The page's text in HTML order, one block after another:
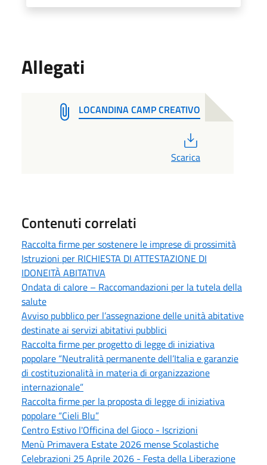
Allegati
LOCANDINA CAMP CREATIVO
Scarica
Contenuti correlati
Raccolta firme per sostenere le imprese di prossimità
Istruzioni per RICHIESTA DI ATTESTAZIONE DI
IDONEITÀ ABITATIVA
Ondata di calore – Raccomandazioni per la tutela della
salute
Avviso pubblico per l’assegnazione delle unità abitative
destinate ai servizi abitativi pubblici
Raccolta firme per progetto di legge di iniziativa
popolare “Neutralità permanente dell’Italia e garanzie
di costituzionalità in materia di organizzazione
internazionale”
Raccolta firme per la proposta di legge di iniziativa
popolare “Cieli Blu”
Centro Estivo l'Officina del Gioco - Iscrizioni
Menù Primavera Estate 2026 mense Scolastiche
Celebrazioni 25 Aprile 2026 - Festa della Liberazione